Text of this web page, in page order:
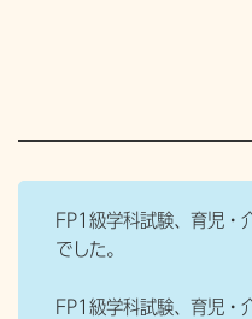
FP1級学科試験、育児・
でした。
FP1級学科試験、 育児・